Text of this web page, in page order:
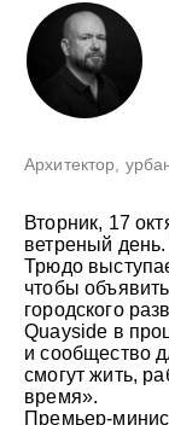
Архитектор,
Вторник, 17
ветреный
Трюдо
чтобы
городского
Quayside в
и сообщество
смогут жить,
время».
Премьер-